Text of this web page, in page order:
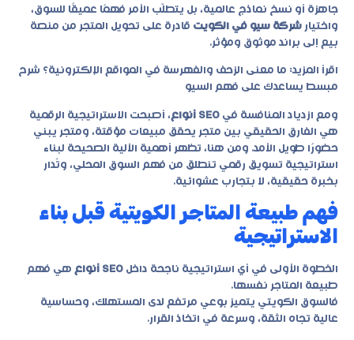
جاهزة أو نسخ نماذج عالمية، بل يتطلّب الأمر فهمًا عميقًا للسوق،
واختيار شركة سيو في الكويت قادرة على تحويل المتجر من منصة
بيع إلى براند موثوق ومؤثر.
اقرأ المزيد: ما معنى الزحف والفهرسة في المواقع الإلكترونية؟ شرح
مبسط يساعدك على فهم السيو
ومع ازدياد المنافسة في SEO أنواع
، أصبحت الاستراتيجية الرقمية
هي الفارق الحقيقي بين متجر يحقق مبيعات مؤقتة، ومتجر يبني
حضورًا طويل الأمد. ومن هنا، تظهر أهمية الآلية الصحيحة لبناء
استراتيجية تسويق رقمي تنطلق من فهم السوق المحلي، وتُدار
بخبرة حقيقية، لا بتجارب عشوائية.
فهم طبيعة المتاجر الكويتية قبل بناء
الاستراتيجية
الخطوة الأولى في أي استراتيجية ناجحة داخل SEO أنواع
هي فهم
طبيعة المتاجر نفسها.
فالسوق الكويتي يتميز بوعي مرتفع لدى المستهلك، وحساسية
عالية تجاه الثقة، وسرعة في اتخاذ القرار.